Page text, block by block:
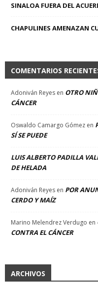
SINALOA FUERA DEL
CHAPULINES AMENAZAN
COMENTARIOS
Adoniván Reyes en OTRO
CÁNCER
Oswaldo Camargo Gómez en
SÍ SE PUEDE
LUIS ALBERTO PADILLA
DE HELADA
Adoniván Reyes en POR
CERDO Y MAÍZ
Marino Melendrez Verdugo en
CONTRA EL CÁNCER
ARCHIVOS